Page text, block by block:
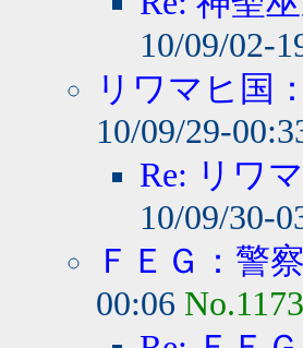
10/09/02-
リワマヒ国
10/09/29-
Re: リワ
10/09/30-
ＦＥＧ：警
00:06 No.1173